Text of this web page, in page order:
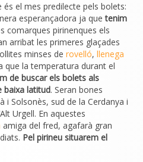
el mes predilecte pels bolets:
esperançadora ja quetenim
comarques pirinenques els
arribat les primeres glaçades
minses de rovelló, llenega
que la temperatura durant el
de buscar els bolets als
baixa latitud. Seran bones
i Solsonès, sud de la Cerdanya i
Urgell. En aquestes
amiga del fred, agafarà gran
Pel pirineu situarem el